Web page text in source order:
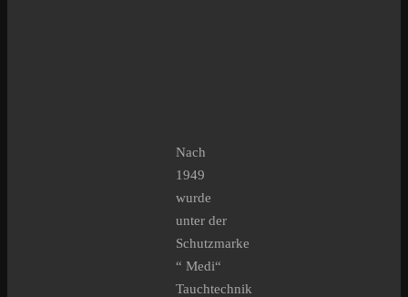
Nach
1949
wurde
unter der
Schutzmarke
“ Medi“
Tauchtechnik